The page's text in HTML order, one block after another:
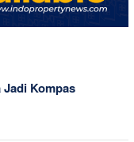
Kompas